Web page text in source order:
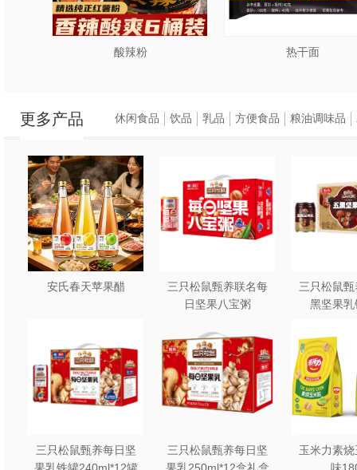
酸辣粉 热干面
更多产品
安氏春天苹果醋
三只松鼠甄养联名每
日坚果八宝粥
三只松鼠
黑坚果乳
三只松鼠甄养每日坚
三只松鼠甄养每日坚
玉米力素
休闲食品 饮品 乳品 方便食品 粮油调味品